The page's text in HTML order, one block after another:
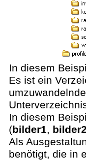
In diesem
Es ist ein
In diesem
(bilder1, bilder2
Als
benötigt, die in